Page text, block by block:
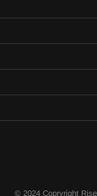
© 2024 Copryright